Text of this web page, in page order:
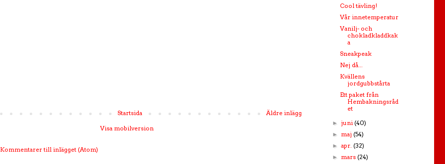
Äldre inlägg
Startsida
Visa mobilversion
Kommentarer till inlägget (Atom)
Cool tävling!
Vår innetemperatur
Vanilj- och
chokladkladdkak
a
Sneakpeak
Nej då...
Kvällens
jordgubbstårta
Ett paket från
Hembakningsråd
et
► juni(40)
► maj(54)
►apr.(32)
► mars(24)